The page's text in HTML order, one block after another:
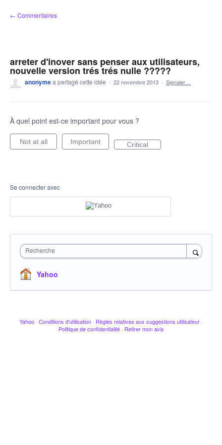
Aller
au
← Commentaires
arreter d'inover sans penser aux utilisateurs,
nouvelle version trés trés nulle ?????
anonymea partagé cette idée · 22 novembre 2013 · Signaler…
À quel point est-ce important pour vous ?
Not at all Important Critical
Se connecter avec
Recherche
Yahoo
Yahoo · Conditions d'utilisation · Règles relatives aux suggestions utilisateur ·
Politique de confidentialité · Retirer mon avis